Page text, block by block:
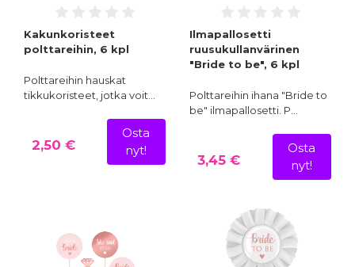
Kakunkoristeet
polttareihin, 6 kpl
Polttareihin hauskat
tikkukoristeet, jotka voit…
2,50 €
Osta
nyt!
Ilmapallosetti
ruusukullanvärinen
"Bride to be", 6 kpl
Polttareihin ihana "Bride to
be" ilmapallosetti. P…
3,45 €
Osta
nyt!